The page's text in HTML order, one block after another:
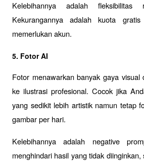
Kelebihannya adalah
Kekurangannya adalah kuota
memerlukan akun.
5. Fotor AI
Fotor menawarkan banyak gaya
ke ilustrasi profesional. Cocok jika
yang sedikit lebih artistik namun tetap
gambar per hari.
Kelebihannya adalah negative
menghindari hasil yang tidak